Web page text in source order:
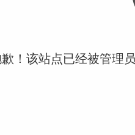
！该站点已经被管理